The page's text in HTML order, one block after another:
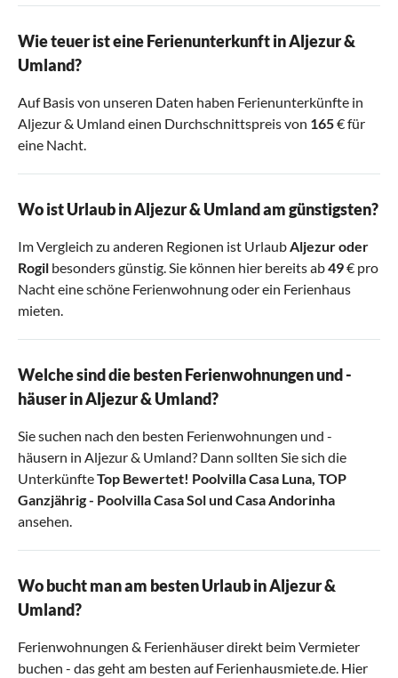
Wie teuer ist eine Ferienunterkunft in Aljezur &
Umland?
Auf Basis von unseren Daten haben Ferienunterkünfte in
Aljezur & Umland einen Durchschnittspreis von 165€ für
eine Nacht.
Wo ist Urlaub in Aljezur & Umland am günstigsten?
Im Vergleich zu anderen Regionen ist UrlaubAljezuroder
Rogil besonders günstig. Sie können hier bereits ab49€ pro
Nacht eine schöne Ferienwohnung oder ein Ferienhaus
mieten.
Welche sind die besten Ferienwohnungen und -
häuser in Aljezur & Umland?
Sie suchen nach den besten Ferienwohnungen und -
häusern in Aljezur & Umland? Dann sollten Sie sich die
UnterkünfteTop Bewertet! Poolvilla Casa Luna, TOP
Ganzjährig - Poolvilla Casa Solund Casa Andorinha
ansehen.
Wo bucht man am besten Urlaub in Aljezur &
Umland?
Ferienwohnungen & Ferienhäuser direkt beim Vermieter
buchen - das geht am besten auf Ferienhausmiete.de. Hier